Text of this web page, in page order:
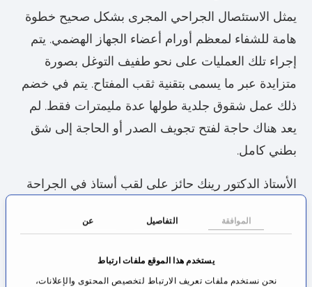
الموافقة التفاصيل عن
يستخدم هذا الموقع ملفات ارتباط
نحن نستخدم ملفات تعريف الارتباط لتخصيص المحتوى والإعلانات،
يمثل الاستئصال الجراحي المجرى بشكل صحيح خطوة
هامة للشفاء لمعظم أورام أعضاء الجهاز الهضمي. يتم
إجراء تلك العمليات على نحو طفيف التوغل بصورة
متزايدة عبر ما يسمى بتقنية ثقب المفتاح. يتم في خضم
ذلك عمل شقوق جلدية طولها عدة مليمترات فقط. لم
يعد هناك حاجة لفتح تجويف الصدر أو الحاجة إلى شق
بطني كامل.
الأستاذ الدكتور رينك حائز على لقب أستاذ في الجراحة
لجامعة دوزبورغ-إيسن. يهتم الأستاذ بجانب عمليات
والبنكرياس أيضاً بالإضافة إلى تعامله مع استقرار الورم